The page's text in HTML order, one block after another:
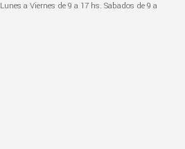
Lunes a Viernes de 9 a 17 hs. Sabados de 9 a